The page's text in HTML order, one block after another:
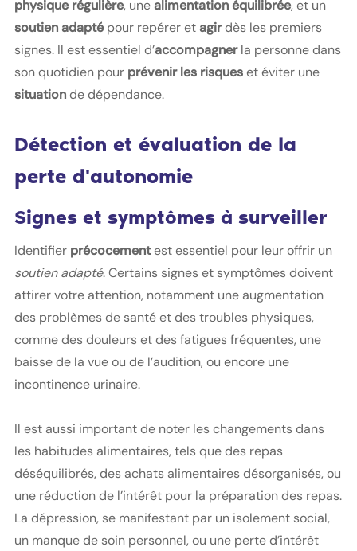
physique régulière, unealimentation équilibrée, et un
soutien adaptépour repérer etagirdès les premiers
signes. Il est essentiel d’accompagnerla personne dans
son quotidien pour prévenir les risqueset éviter une
situationde dépendance.
Détection et évaluation de la
perte d'autonomie
Signes et symptômes à surveiller
Identifier précocementest essentiel pour leur offrir un
soutien adapté. Certains signes et symptômes doivent
attirer votre attention, notamment une augmentation
des problèmes de santé et des troubles physiques,
comme des douleurs et des fatigues fréquentes, une
baisse de la vue ou de l’audition, ou encore une
incontinence urinaire.
Il est aussi important de noter les changements dans
les habitudes alimentaires, tels que des repas
déséquilibrés, des achats alimentaires désorganisés, ou
une réduction de l’intérêt pour la préparation des repas.
La dépression, se manifestant par un isolement social,
un manque de soin personnel, ou une perte d’intérêt